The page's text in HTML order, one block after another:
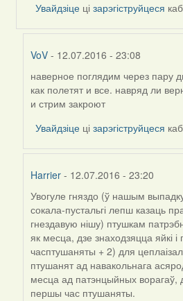
Harrier
Увайдзіце цізарэгіструйцеся
VoV - 12.07.2016 - 23:08
In
reply
to
by
Мікалай
(госць)
наверное поглядим через пару
как полетят и все. навряд ли
и стрим закроют
Увайдзіце цізарэгіструйцеся
Harrier - 12.07.2016 - 23:20
In
reply
to
by
Мікалай
(госць)
Увогуле гняздо (ў нашым
сокала-пустальгі лепш казаць
гнездавую нішу) птушкам
як месца, дзе знаходзяцца яйкі
часптушаняты + 2) для
птушанят ад навакольнага
месца ад патэнцыйных ворагаў,
першы час птушаняты.